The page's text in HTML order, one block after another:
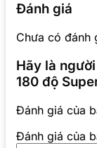
Đánh giá
Chưa có đánh
Hãy là
180 độ
Đánh giá của
Đánh giá của